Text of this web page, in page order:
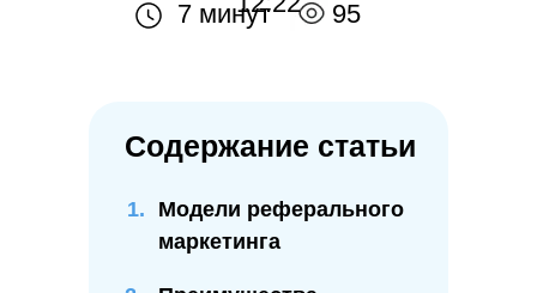
95
7 минут
Содержание статьи
Модели реферального
маркетинга